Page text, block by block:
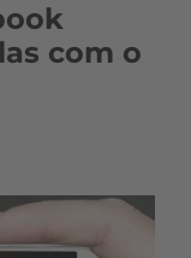
com o